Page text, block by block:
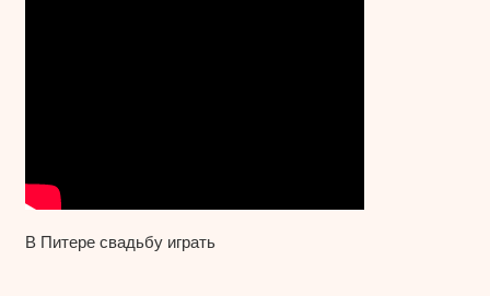
В Питере свадьбу играть